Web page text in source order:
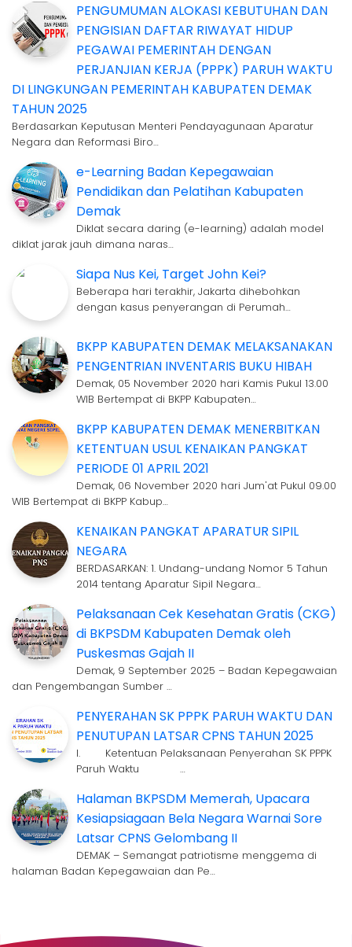
PENGUMUMAN ALOKASI KEBUTUHAN DAN
PENGISIAN DAFTAR RIWAYAT HIDUP
PEGAWAI PEMERINTAH DENGAN
PERJANJIAN KERJA (PPPK) PARUH WAKTU
DI LINGKUNGAN PEMERINTAH KABUPATEN DEMAK
TAHUN 2025
Berdasarkan Keputusan Menteri Pendayagunaan Aparatur
Negara dan Reformasi Biro…
e-Learning Badan Kepegawaian
Pendidikan dan Pelatihan Kabupaten
Demak
Diklat secara daring (e-learning) adalah model
diklat jarak jauh dimana naras…
Siapa Nus Kei, Target John Kei?
Beberapa hari terakhir, Jakarta dihebohkan
dengan kasus penyerangan di Perumah…
BKPP KABUPATEN DEMAK MELAKSANAKAN
PENGENTRIAN INVENTARIS BUKU HIBAH
Demak, 05 November 2020 hari Kamis Pukul 13.00
WIB Bertempat di BKPP Kabupaten…
BKPP KABUPATEN DEMAK MENERBITKAN
KETENTUAN USUL KENAIKAN PANGKAT
PERIODE 01 APRIL 2021
Demak, 06 November 2020 hari Jum'at Pukul 09.00
WIB Bertempat di BKPP Kabup…
KENAIKAN PANGKAT APARATUR SIPIL
NEGARA
BERDASARKAN: 1. Undang-undang Nomor 5 Tahun
2014 tentang Aparatur Sipil Negara…
Pelaksanaan Cek Kesehatan Gratis (CKG)
di BKPSDM Kabupaten Demak oleh
Puskesmas Gajah II
Demak, 9 September 2025 – Badan Kepegawaian
dan Pengembangan Sumber …
PENYERAHAN SK PPPK PARUH WAKTU DAN
PENUTUPAN LATSAR CPNS TAHUN 2025
I. Ketentuan Pelaksanaan Penyerahan SK PPPK
Paruh Waktu …
Halaman BKPSDM Memerah, Upacara
Kesiapsiagaan Bela Negara Warnai Sore
Latsar CPNS Gelombang II
DEMAK – Semangat patriotisme menggema di
halaman Badan Kepegawaian dan Pe…